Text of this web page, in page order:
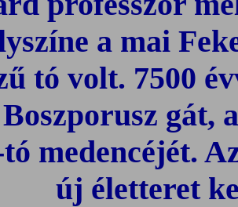
a mai
tó volt. 7500
Boszporusz gát,
medencéjét.
új életteret